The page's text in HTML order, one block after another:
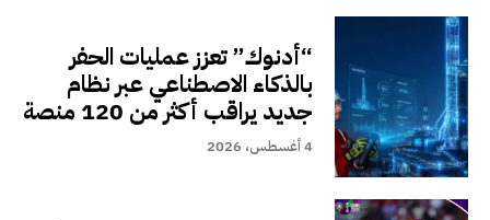
“أدنوك” تعزز عمليات الحفر
بالذكاء الاصطناعي عبر نظام
جديد يراقب أكثر من 120 منصة
4 أغسطس، 2026